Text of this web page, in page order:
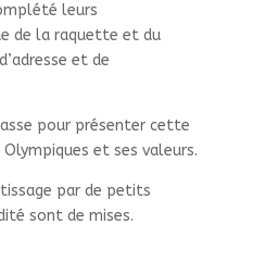
leurs
de la raquette et du
et de
pour présenter cette
et ses valeurs.
par de petits
sont de mises.